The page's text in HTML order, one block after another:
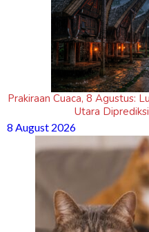
Prakiraan Cuaca, 8 Agustus:
Utara
8 August 2026